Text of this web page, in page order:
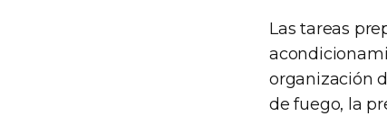
Las tareas
organización
de fuego, la